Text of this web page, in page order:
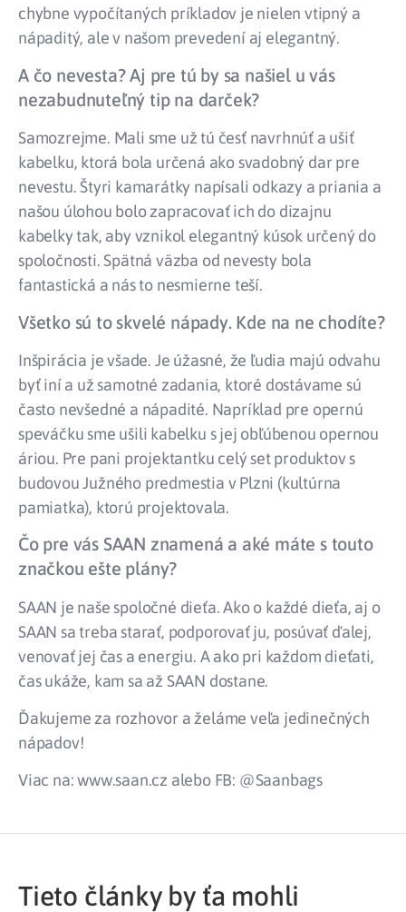
chybne vypočítaných príkladov je nielen vtipný a
nápaditý, ale v našom prevedení aj elegantný.
A čo nevesta? Aj pre tú by sa našiel u vás
nezabudnuteľný tip na darček?
Samozrejme. Mali sme už tú česť navrhnúť a ušiť
kabelku, ktorá bola určená ako svadobný dar pre
nevestu. Štyri kamarátky napísali odkazy a priania a
našou úlohou bolo zapracovať ich do dizajnu
kabelky tak, aby vznikol elegantný kúsok určený do
spoločnosti. Spätná väzba od nevesty bola
fantastická a nás to nesmierne teší.
Všetko sú to skvelé nápady. Kde na ne chodíte?
Inšpirácia je všade. Je úžasné, že ľudia majú odvahu
byť iní a už samotné zadania, ktoré dostávame sú
často nevšedné a nápadité. Napríklad pre opernú
speváčku sme ušili kabelku s jej obľúbenou opernou
áriou. Pre pani projektantku celý set produktov s
budovou Južného predmestia v Plzni (kultúrna
pamiatka), ktorú projektovala.
Čo pre vás SAAN znamená a aké máte s touto
značkou ešte plány?
SAAN je naše spoločné dieťa. Ako o každé dieťa, aj o
SAAN sa treba starať, podporovať ju, posúvať ďalej,
venovať jej čas a energiu. A ako pri každom dieťati,
čas ukáže, kam sa až SAAN dostane.
Ďakujeme za rozhovor a želáme veľa jedinečných
nápadov!
Viac na: www.saan.cz alebo FB: @Saanbags
Tieto články by ťa mohli